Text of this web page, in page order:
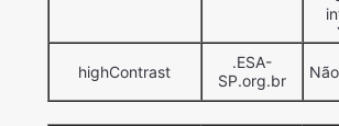
highContrast
.ESA-
SP.org.br